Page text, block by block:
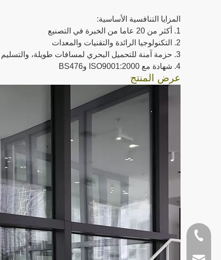
المزايا التنافسية الأساسية:
1. أكثر من 20 عاما من الخبرة في التصنيع
2. التكنولوجيا الرائدة والتقنيات والمعدات
3. حزمة آمنة للتحميل البحري لمسافات طويلة، والتسليم في الوقت المحدد
4. شهادة مع ISO9001:2000 وBS476
عرض المنتج
+86- 138-2802-